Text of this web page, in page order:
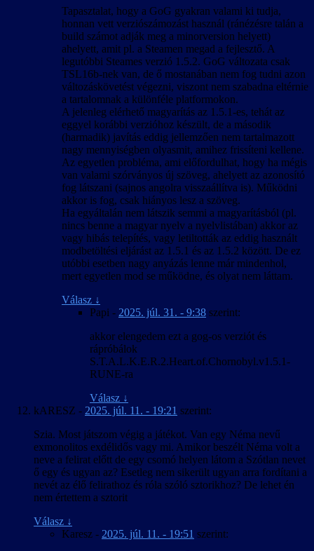
Tapasztalat, hogy a GoG gyakran valami ki tudja,
honnan vett verziószámozást használ (ránézésre talán a
build számot adják meg a minorversion helyett)
ahelyett, amit pl. a Steamen megad a fejlesztő. A
legutóbbi Steames verzió 1.5.2. GoG változata csak
TSL16b-nek van, de ő mostanában nem fog tudni azon
változáskövetést végezni, viszont nem szabadna eltérnie
a tartalomnak a különféle platformokon.
A jelenleg elérhető magyarítás az 1.5.1-es, tehát az
eggyel korábbi verzióhoz készült, de a második
(harmadik) javítás eddig jellemzően nem tartalmazott
nagy mennyiségben olyasmit, amihez frissíteni kellene.
Az egyetlen probléma, ami előfordulhat, hogy ha mégis
van valami szórványos új szöveg, ahelyett az azonosító
fog látszani (sajnos angolra visszaállítva is). Működni
akkor is fog, csak hiányos lesz a szöveg.
Ha egyáltalán nem látszik semmi a magyarításból (pl.
nincs benne a magyar nyelv a nyelvlistában) akkor az
vagy hibás telepítés, vagy letiltották az eddig használt
modbetöltési eljárást az 1.5.1 és az 1.5.2 között. De ez
utóbbi esetben nagy anyázás lenne már mindenhol,
mert egyetlen mod se működne, és olyat nem láttam.
Válasz ↓
Papi - 2025. júl. 31. - 9:38 szerint:
akkor elengedem ezt a gog-os verziót és
rápróbálok
S.T.A.L.K.E.R.2.Heart.of.Chornobyl.v1.5.1-
RUNE-ra
Válasz ↓
kARESZ - 2025. júl. 11. - 19:21 szerint:
Szia. Most játszom végig a játékot. Van egy Néma nevű
exmonolitos exdélidős vagy mi. Amikor beszélt Néma volt a
neve a felirat előtt de egy csomó helyen látom a Szótlan nevet
ő egy és ugyan az? Esetleg nem sikerült ugyan arra fordítani a
nevét az élő felirathoz és róla szóló sztorikhoz? De lehet én
nem értettem a sztorit
Válasz ↓
Karesz - 2025. júl. 11. - 19:51 szerint: